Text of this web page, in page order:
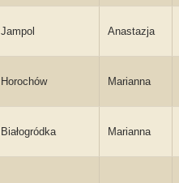
Jampol Anastazja
Horochów Marianna
Białogródka Marianna